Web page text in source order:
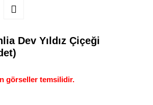
Dev Yıldız Çiçeği
görseller temsilidir.